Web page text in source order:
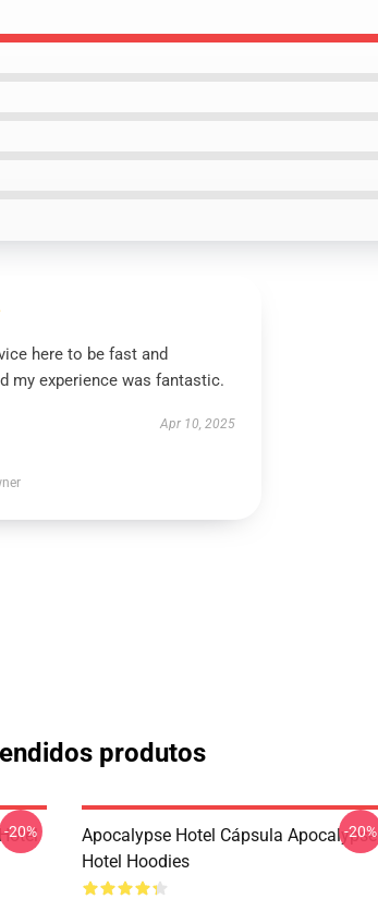
here to be fast and
my experience was fantastic.
Apr 10, 2025
produtos
-20%
Apocalypse Hotel Cápsula Apocalypse
Hotel Hoodies
-20%